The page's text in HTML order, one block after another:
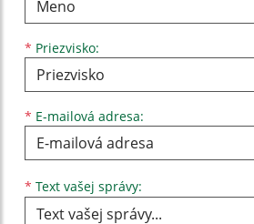
* Priezvisko:
* E-mailová adresa:
* Text vašej správy: